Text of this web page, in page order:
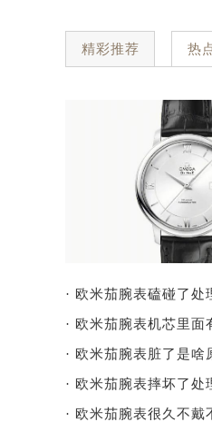
精彩推荐 热
· 欧米茄腕表磕碰了处
· 欧米茄腕表脏了是啥
· 欧米茄腕表摔坏了处